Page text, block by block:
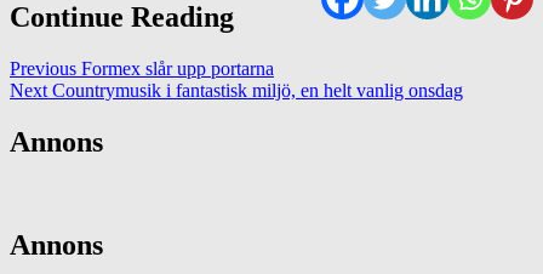
Continue Reading
Previous Formex slår upp portarna
Next Countrymusik i fantastisk miljö, en helt vanlig onsdag
Annons
Annons